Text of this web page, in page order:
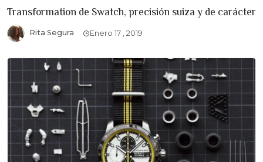
Transformation de Swatch, precisión suiza y de carácter
Rita Segura Enero 17 , 2019